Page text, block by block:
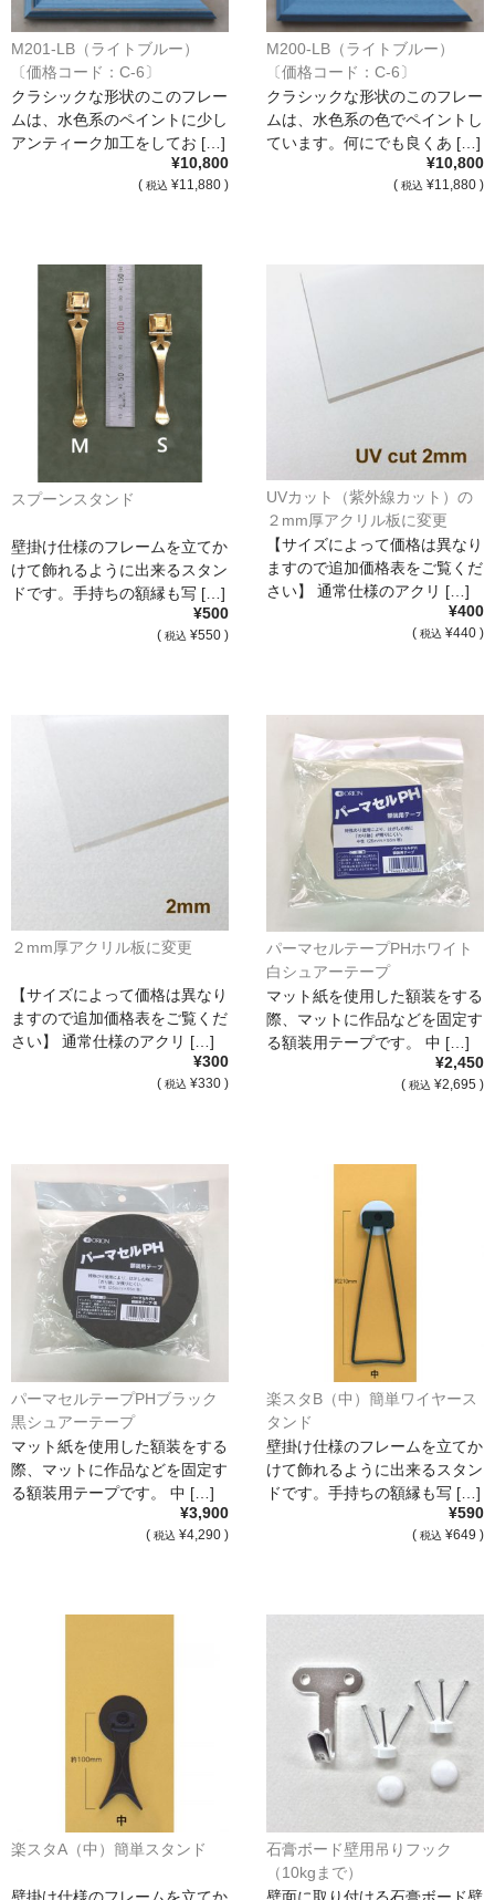
M201-LB（ライトブルー）
〔価格コード：C-6〕
クラシックな形状のこのフレー
ムは、水色系のペイントに少し
アンティーク加工をしてお […]
¥10,800
( 税込 ¥11,880 )
M200-LB（ライトブルー）
〔価格コード：C-6〕
クラシックな形状のこのフレー
ムは、水色系の色でペイントし
ています。何にでも良くあ […]
¥10,800
( 税込 ¥11,880 )
スプーンスタンド
壁掛け仕様のフレームを立てか
けて飾れるように出来るスタン
ドです。手持ちの額縁も写 […]
¥500
( 税込 ¥550 )
UVカット（紫外線カット）の
２mm厚アクリル板に変更
【サイズによって価格は異なり
ますので追加価格表をご覧くだ
さい】 通常仕様のアクリ […]
¥400
( 税込 ¥440 )
２mm厚アクリル板に変更
【サイズによって価格は異なり
ますので追加価格表をご覧くだ
さい】 通常仕様のアクリ […]
¥300
( 税込 ¥330 )
パーマセルテープPHホワイト
白シュアーテープ
マット紙を使用した額装をする
際、マットに作品などを固定す
る額装用テープです。 中 […]
¥2,450
( 税込 ¥2,695 )
パーマセルテープPHブラック
黒シュアーテープ
マット紙を使用した額装をする
際、マットに作品などを固定す
る額装用テープです。 中 […]
¥3,900
( 税込 ¥4,290 )
楽スタB（中）簡単ワイヤース
タンド
壁掛け仕様のフレームを立てか
けて飾れるように出来るスタン
ドです。手持ちの額縁も写 […]
¥590
( 税込 ¥649 )
楽スタA（中）簡単スタンド
石膏ボード壁用吊りフック
（10kgまで）